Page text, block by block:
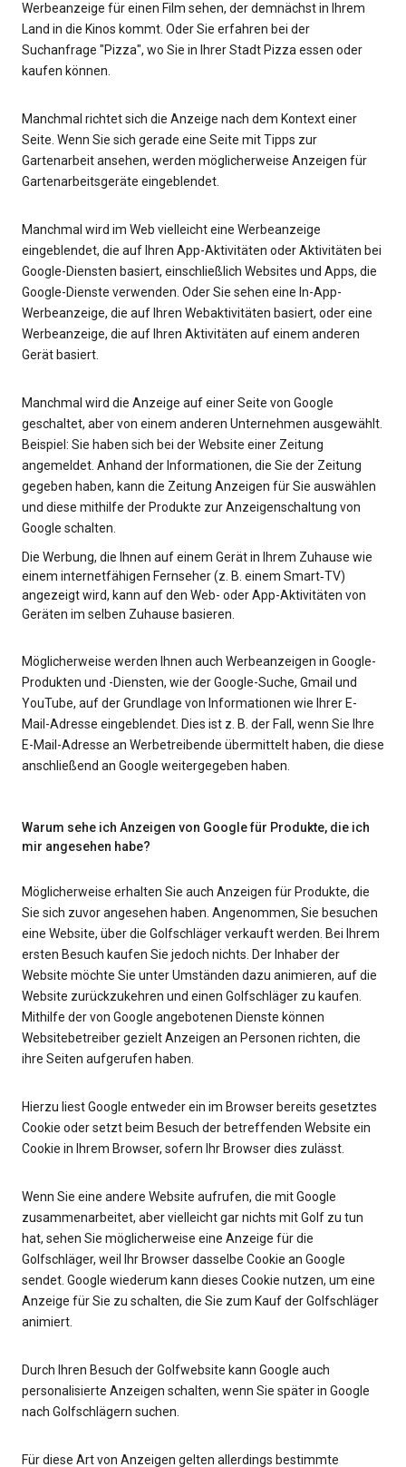
Werbeanzeige für einen Film sehen, der demnächst in Ihrem
Land in die Kinos kommt. Oder Sie erfahren bei der
Suchanfrage "Pizza", wo Sie in Ihrer Stadt Pizza essen oder
kaufen können.
Manchmal richtet sich die Anzeige nach dem Kontext einer
Seite. Wenn Sie sich gerade eine Seite mit Tipps zur
Gartenarbeit ansehen, werden möglicherweise Anzeigen für
Gartenarbeitsgeräte eingeblendet.
Manchmal wird im Web vielleicht eine Werbeanzeige
eingeblendet, die auf Ihren App-Aktivitäten oder Aktivitäten bei
Google-Diensten basiert, einschließlich Websites und Apps, die
Google-Dienste verwenden. Oder Sie sehen eine In-App-
Werbeanzeige, die auf Ihren Webaktivitäten basiert, oder eine
Werbeanzeige, die auf Ihren Aktivitäten auf einem anderen
Gerät basiert.
Manchmal wird die Anzeige auf einer Seite von Google
geschaltet, aber von einem anderen Unternehmen ausgewählt.
Beispiel: Sie haben sich bei der Website einer Zeitung
angemeldet. Anhand der Informationen, die Sie der Zeitung
gegeben haben, kann die Zeitung Anzeigen für Sie auswählen
und diese mithilfe der Produkte zur Anzeigenschaltung von
Google schalten.
Die Werbung, die Ihnen auf einem Gerät in Ihrem Zuhause wie
einem internetfähigen Fernseher (z. B. einem Smart‑TV)
angezeigt wird, kann auf den Web- oder App-Aktivitäten von
Geräten im selben Zuhause basieren.
Möglicherweise werden Ihnen auch Werbeanzeigen in Google-
Produkten und -Diensten, wie der Google-Suche, Gmail und
YouTube, auf der Grundlage von Informationen wie Ihrer E-
Mail-Adresse eingeblendet. Dies ist z. B. der Fall, wenn Sie Ihre
E-Mail-Adresse an Werbetreibende übermittelt haben, die diese
anschließend an Google weitergegeben haben.
Warum sehe ich Anzeigen von Google für Produkte, die ich
mir angesehen habe?
Möglicherweise erhalten Sie auch Anzeigen für Produkte, die
Sie sich zuvor angesehen haben. Angenommen, Sie besuchen
eine Website, über die Golfschläger verkauft werden. Bei Ihrem
ersten Besuch kaufen Sie jedoch nichts. Der Inhaber der
Website möchte Sie unter Umständen dazu animieren, auf die
Website zurückzukehren und einen Golfschläger zu kaufen.
Mithilfe der von Google angebotenen Dienste können
Websitebetreiber gezielt Anzeigen an Personen richten, die
ihre Seiten aufgerufen haben.
Hierzu liest Google entweder ein im Browser bereits gesetztes
Cookie oder setzt beim Besuch der betreffenden Website ein
Cookie in Ihrem Browser, sofern Ihr Browser dies zulässt.
Wenn Sie eine andere Website aufrufen, die mit Google
zusammenarbeitet, aber vielleicht gar nichts mit Golf zu tun
hat, sehen Sie möglicherweise eine Anzeige für die
Golfschläger, weil Ihr Browser dasselbe Cookie an Google
sendet. Google wiederum kann dieses Cookie nutzen, um eine
Anzeige für Sie zu schalten, die Sie zum Kauf der Golfschläger
animiert.
Durch Ihren Besuch der Golfwebsite kann Google auch
personalisierte Anzeigen schalten, wenn Sie später in Google
nach Golfschlägern suchen.
Für diese Art von Anzeigen gelten allerdings bestimmte